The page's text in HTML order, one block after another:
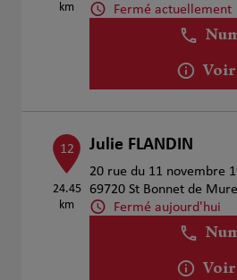
km
Fermé actuellement
12
24.45
km
Julie FLANDIN
20 rue du 11 novembre
69720 St Bonnet de Mure
Fermé aujourd'hui